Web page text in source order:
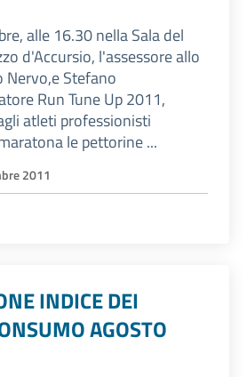
alle 16.30 nella Sala del
d'Accursio, l'assessore allo
Nervo,e Stefano
Run Tune Up 2011,
atleti professionisti
le pettorine ...
2011
INDICE DEI
AGOSTO